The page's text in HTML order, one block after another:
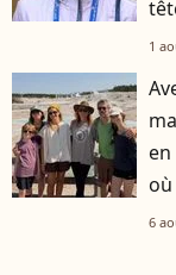
1
où
6